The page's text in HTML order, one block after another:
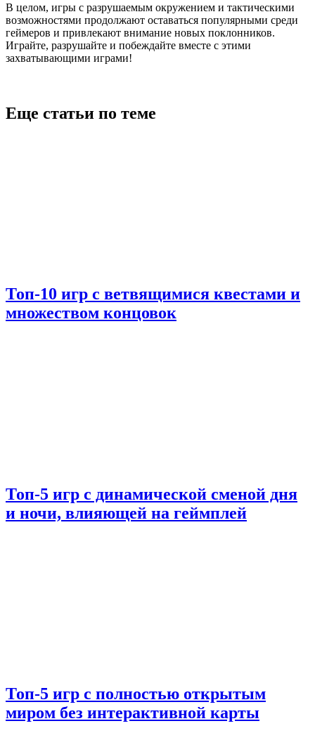
В целом, игры с разрушаемым окружением и тактическими
возможностями продолжают оставаться популярными среди
геймеров и привлекают внимание новых поклонников.
Играйте, разрушайте и побеждайте вместе с этими
захватывающими играми!
Еще статьи по теме
Топ-10 игр с ветвящимися квестами и
множеством концовок
Топ-5 игр с динамической сменой дня
и ночи, влияющей на геймплей
Топ-5 игр с полностью открытым
миром без интерактивной карты